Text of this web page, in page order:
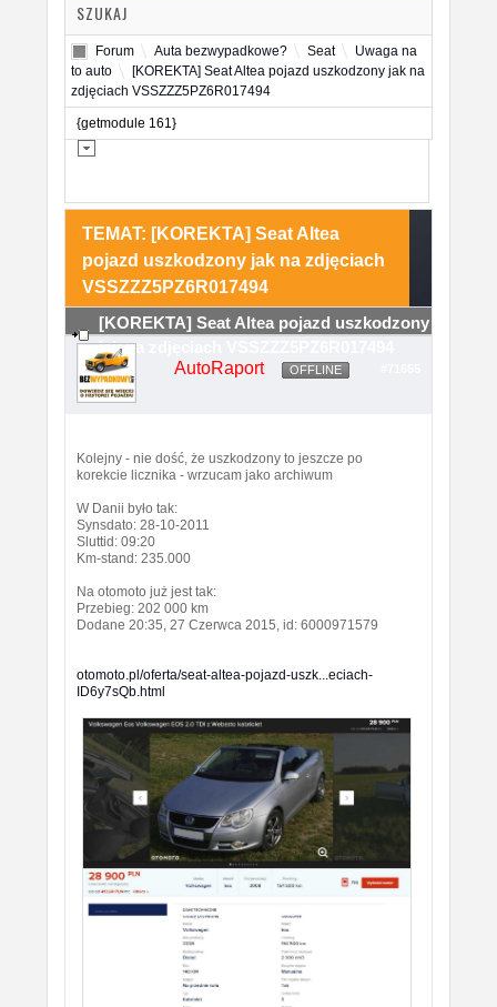
SZUKAJ
Forum Auta bezwypadkowe? Seat
Uwaga na
to auto
[KOREKTA] Seat Altea pojazd uszkodzony jak na
zdjęciach VSSZZZ5PZ6R017494
{getmodule 161}
TEMAT: [KOREKTA] Seat Altea
pojazd uszkodzony jak na zdjęciach
VSSZZZ5PZ6R017494
[KOREKTA] Seat Altea pojazd uszkodzony
jak na zdjęciach VSSZZZ5PZ6R017494
AutoRaport OFFLINE
Kolejny - nie dość, że uszkodzony to jeszcze po
korekcie licznika - wrzucam jako archiwum
W Danii było tak:
Synsdato: 28-10-2011
Sluttid: 09:20
Km-stand: 235.000
Na otomoto już jest tak:
Przebieg: 202 000 km
Dodane 20:35, 27 Czerwca 2015, id: 6000971579
otomoto.pl/oferta/seat-altea-pojazd-uszk...eciach-
ID6y7sQb.html